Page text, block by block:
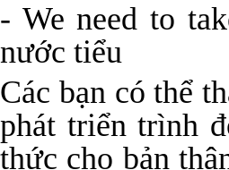
- We need to
nước tiểu
Các bạn có thể
phát triển trình
thức cho bản